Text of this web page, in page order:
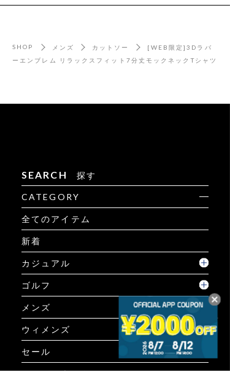
SHOP メンズ カットソー
[WEB限定]3Dラバ
ーエンブレム リラックスフィット7分丈モックネックTシャツ
SEARCH 探す
CATEGORY
全てのアイテム
新着
カジュアル
ゴルフ
メンズ
ウィメンズ
セール
コーディネート